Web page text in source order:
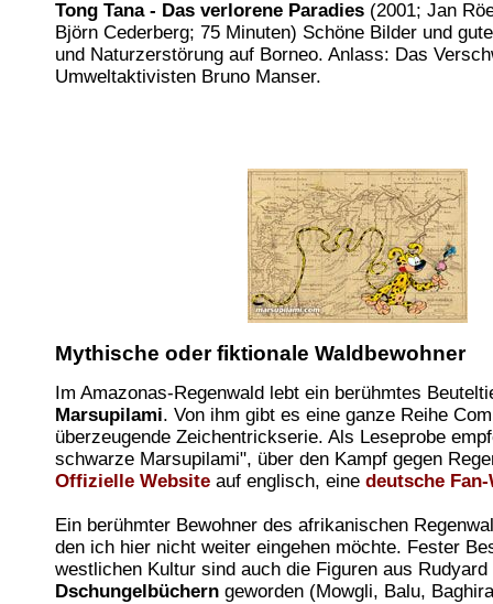
Tong Tana - Das verlorene Paradies (2001; Jan
Björn Cederberg; 75 Minuten) Schöne Bilder und
und Naturzerstörung auf Borneo. Anlass: Das
Umweltaktivisten Bruno Manser.
Mythische oder fiktionale Waldbewohner
Im Amazonas-Regenwald lebt ein berühmtes
Marsupilami. Von ihm gibt es eine ganze Reihe
überzeugende Zeichentrickserie. Als Leseprobe
schwarze Marsupilami", über den Kampf gegen
Offizielle Website auf englisch, eine deutsche
Ein berühmter Bewohner des afrikanischen
den ich hier nicht weiter eingehen möchte. Fester
westlichen Kultur sind auch die Figuren aus
Dschungelbüchern geworden (Mowgli, Balu,